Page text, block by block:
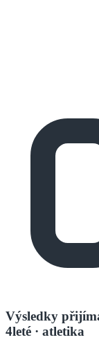
Výsledky
4leté · atletika